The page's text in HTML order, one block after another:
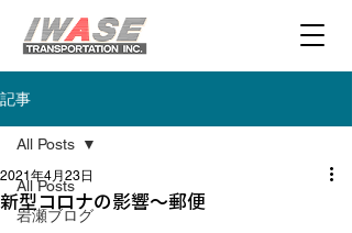
記事
All Posts
岩瀬ブログ
All Posts
新型コロナの影響～郵便
2021年4月23日